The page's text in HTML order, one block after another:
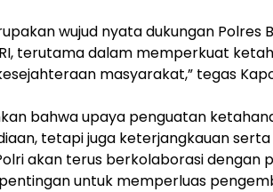
wujud nyata dukungan
terutama dalam memperkuat
masyarakat,” tegas
bahwa upaya penguatan
tetapi juga keterjangkauan
akan terus berkolaborasi dengan
untuk memperluas